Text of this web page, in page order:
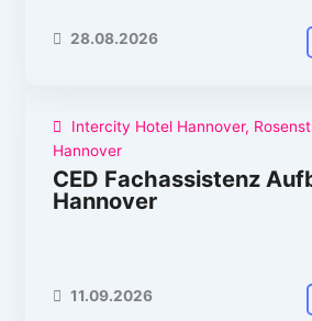
28.08.2026
CED FACHASSISTENZKURSE
Intercity Hotel Hannover,
Hannover
CED Fachassistenz
Hannover
11.09.2026